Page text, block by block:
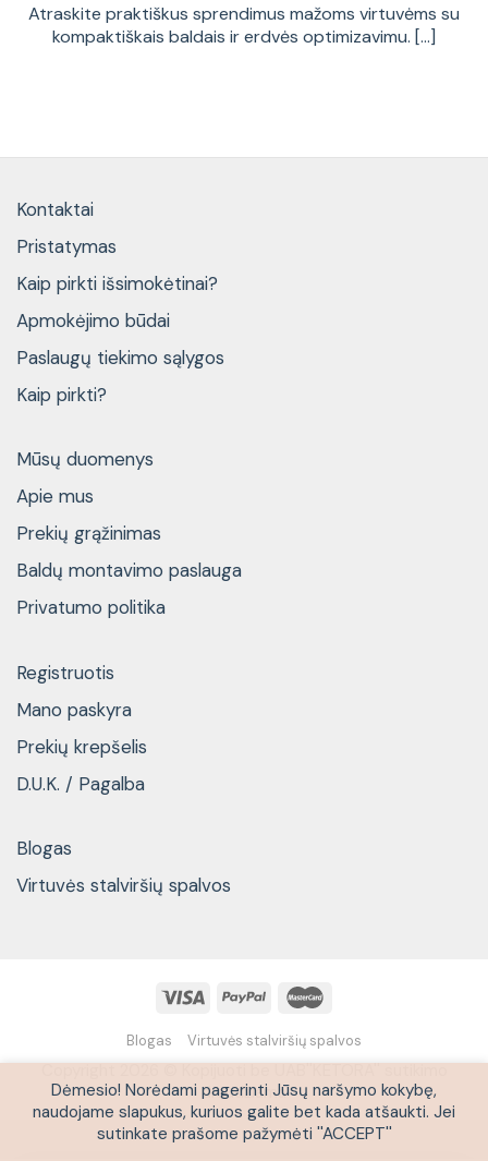
Atraskite praktiškus sprendimus mažoms virtuvėms su
kompaktiškais baldais ir erdvės optimizavimu. [...]
Kontaktai
Pristatymas
Kaip pirkti išsimokėtinai?
Apmokėjimo būdai
Paslaugų tiekimo sąlygos
Kaip pirkti?
Mūsų duomenys
Apie mus
Prekių grąžinimas
Baldų montavimo paslauga
Privatumo politika
Registruotis
Mano paskyra
Prekių krepšelis
D.U.K. / Pagalba
Blogas
Virtuvės stalviršių spalvos
Blogas Virtuvės stalviršių spalvos
draudžiama
Dėmesio! Norėdami pagerinti Jūsų naršymo kokybę,
naudojame slapukus, kuriuos galite bet kada atšaukti. Jei
sutinkate prašome pažymėti ''ACCEPT''